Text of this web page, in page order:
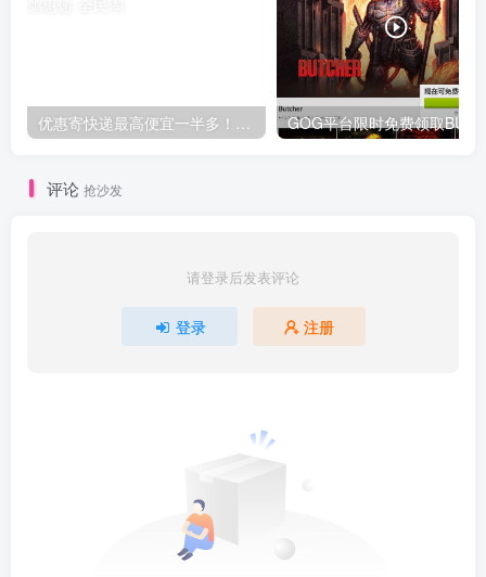
优惠寄快递最高便宜一半多！白鸽惠递
评论 抢沙发
请登录后发表评论
登录 注册